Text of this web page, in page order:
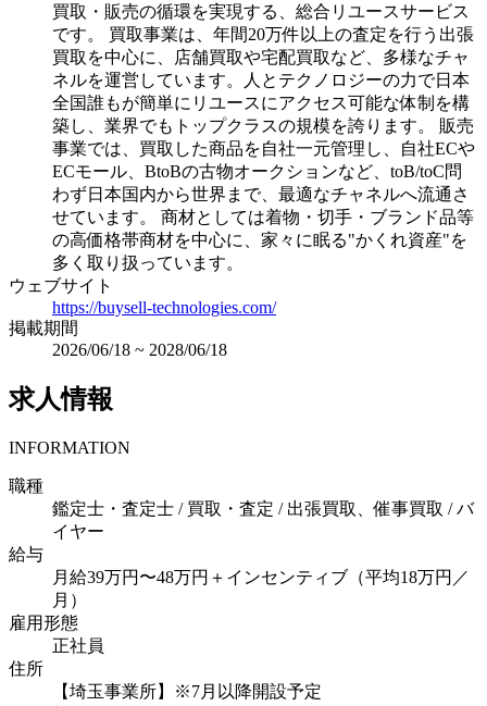
買取・販売の循環を実現する、総合リユースサービス
です。 買取事業は、年間20万件以上の査定を行う出張
買取を中心に、店舗買取や宅配買取など、多様なチャ
ネルを運営しています。人とテクノロジーの力で日本
全国誰もが簡単にリユースにアクセス可能な体制を構
築し、業界でもトップクラスの規模を誇ります。 販売
事業では、買取した商品を自社一元管理し、自社ECや
ECモール、BtoBの古物オークションなど、toB/toC問
わず日本国内から世界まで、最適なチャネルへ流通さ
せています。 商材としては着物・切手・ブランド品等
の高価格帯商材を中心に、家々に眠る"かくれ資産"を
多く取り扱っています。
ウェブサイト
https://buysell-technologies.com/
掲載期間
2026/06/18 ~ 2028/06/18
求人情報
INFORMATION
職種
鑑定士・査定士 / 買取・査定 / 出張買取、催事買取 / バ
イヤー
給与
月給39万円〜48万円＋インセンティブ（平均18万円／
月）
雇用形態
正社員
住所
【埼玉事業所】※7月以降開設予定